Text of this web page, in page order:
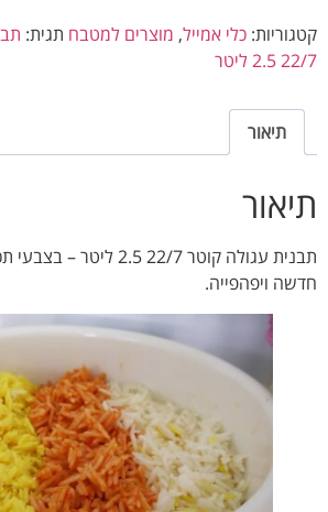
כלי אמייל,מוצרים למטבחתגית:תבנית
תיאור
תבנית עגולה קוטר 22/7 2.5 ליטר –
ויפהפייה.